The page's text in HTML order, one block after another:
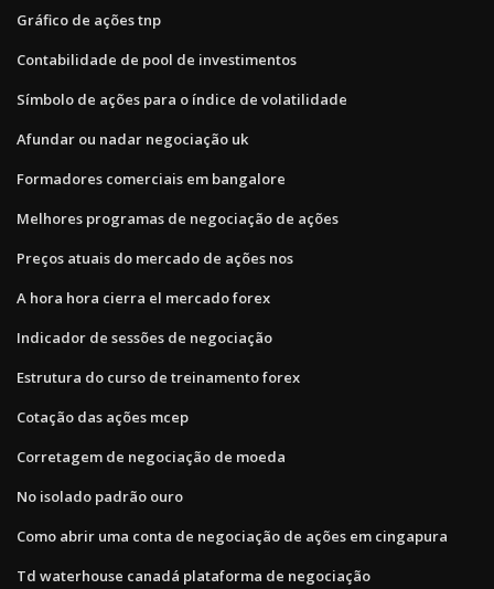
Gráfico de ações tnp
Contabilidade de pool de investimentos
Símbolo de ações para o índice de volatilidade
Afundar ou nadar negociação uk
Formadores comerciais em bangalore
Melhores programas de negociação de ações
Preços atuais do mercado de ações nos
A hora hora cierra el mercado forex
Indicador de sessões de negociação
Estrutura do curso de treinamento forex
Cotação das ações mcep
Corretagem de negociação de moeda
No isolado padrão ouro
Como abrir uma conta de negociação de ações em cingapura
Td waterhouse canadá plataforma de negociação